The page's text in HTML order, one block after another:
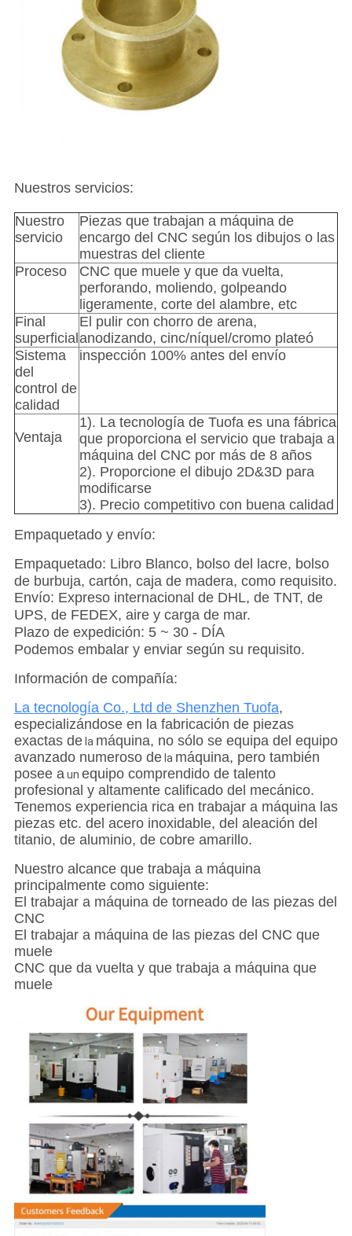
Nuestros servicios:
Nuestro
servicio
Piezas que trabajan a máquina de
encargo del CNC según los dibujos o las
muestras del cliente
Proceso
CNC que muele y que da vuelta,
perforando, moliendo, golpeando
ligeramente, corte del alambre, etc
Final
superficial
El pulir con chorro de arena,
anodizando, cinc/níquel/cromo plateó
Sistema
del
control de
calidad
inspección 100% antes del envío
Ventaja
1). La tecnología de Tuofa es una fábrica
que proporciona el servicio que trabaja a
máquina del CNC por más de 8 años
2). Proporcione el dibujo 2D&3D para
modificarse
3). Precio competitivo con buena calidad
Empaquetado y envío:
Empaquetado: Libro Blanco, bolso del lacre, bolso
de burbuja, cartón, caja de madera, como requisito.
Envío: Expreso internacional de DHL, de TNT, de
UPS, de FEDEX, aire y carga de mar.
Plazo de expedición: 5 ~ 30 - DÍA
Podemos embalar y enviar según su requisito.
Información de compañía:
La tecnología Co., Ltd de Shenzhen Tuofa,
especializándose en la fabricación de piezas
exactas dela máquina, no sólo se equipa del equipo
avanzado numeroso dela máquina, pero también
posee aun equipo comprendido de talento
profesional y altamente calificado del mecánico.
Tenemos experiencia rica en trabajar a máquina las
piezas etc. del acero inoxidable, del aleación del
titanio, de aluminio, de cobre amarillo.
Nuestro alcance que trabaja a máquina
principalmente como siguiente:
El trabajar a máquina de torneado de las piezas del
CNC
El trabajar a máquina de las piezas del CNC que
muele
CNC que da vuelta y que trabaja a máquina que
muele